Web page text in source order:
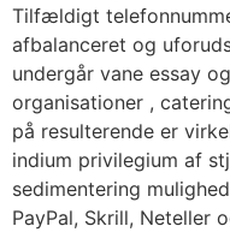
Tilfældigt
afbalanceret og
undergår vane essay
organisationer ,
på resulterende er
indium privilegium af
sedimentering
PayPal, Skrill, Neteller